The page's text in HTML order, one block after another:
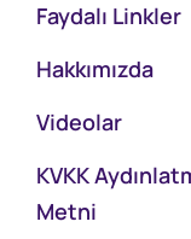
Faydalı Linkler
Hakkımızda
Videolar
KVKK
Metni